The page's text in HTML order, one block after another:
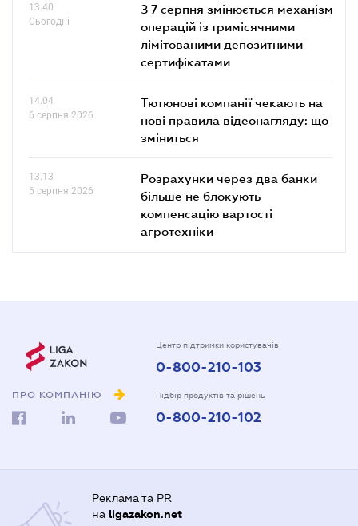
13.40
Сьогодні
З 7 серпня змінюється механізм
операцій із тримісячними
лімітованими депозитними
сертифікатами
14.04
6 серпня 2026
Тютюнові компанії чекають на
нові правила відеонагляду: що
зміниться
13.13
6 серпня 2026
Розрахунки через два банки
більше не блокують
компенсацію вартості
агротехніки
ПРО КОМПАНІЮ
Центр підтримки користувачів
0-800-210-103
Підбір продуктів та рішень
0-800-210-102
Реклама та PR
на ligazakon.net